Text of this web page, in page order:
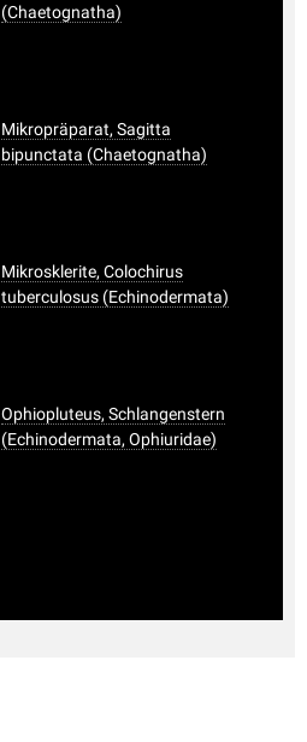
(Chaetognatha)
Mikropräparat, Sagitta
bipunctata (Chaetognatha)
Mikrosklerite, Colochirus
tuberculosus (Echinodermata)
Ophiopluteus, Schlangenstern
(Echinodermata, Ophiuridae)